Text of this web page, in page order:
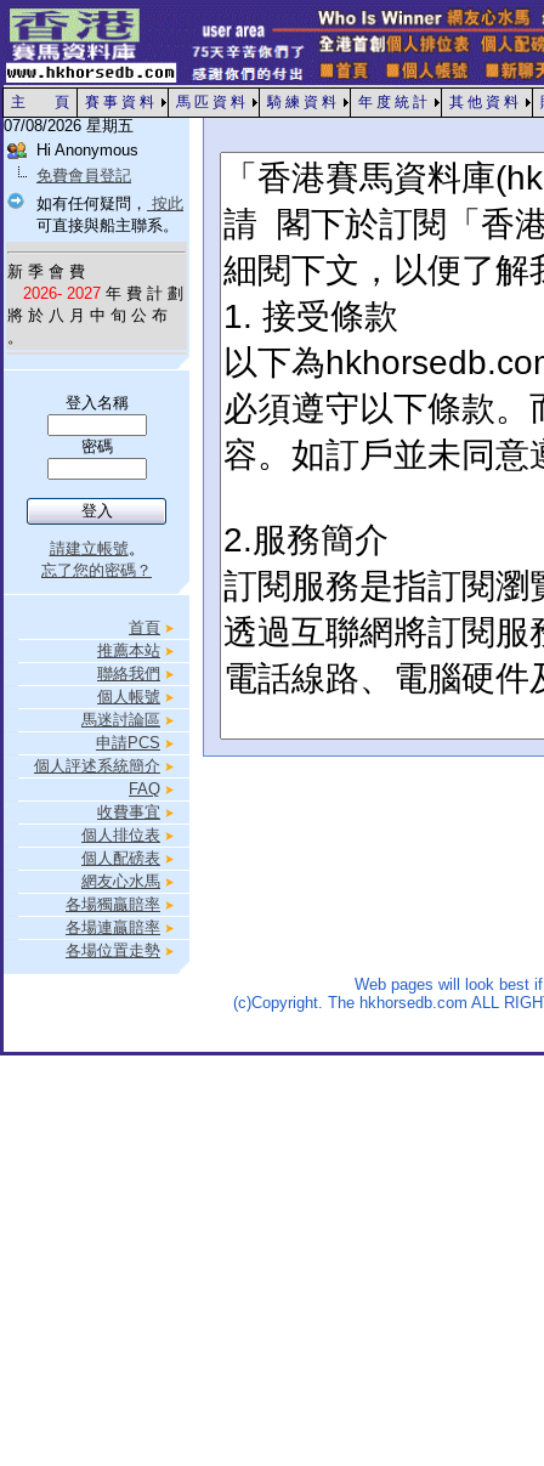
主 頁 賽 事 資 料 馬 匹 資 料 騎 練 資 料 年 度 統 計 其 他 資 料
07/08/2026 星期五
Hi Anonymous
免費會員登記
如有任何疑問， 按此
可直接與船主聯系。
新 季 會 費
2026- 2027 年 費 計 劃
將 於 八 月 中 旬 公 布
。
登入名稱
密碼
請建立帳號。
忘了您的密碼？
首頁
推薦本站
聯絡我們
個人帳號
馬迷討論區
申請PCS
個人評述系統簡介
FAQ
收費事宜
個人排位表
個人配磅表
網友心水馬
各場獨贏賠率
各場連贏賠率
各場位置走勢
Web pages will look best
(c)Copyright. The hkhorsedb.com ALL